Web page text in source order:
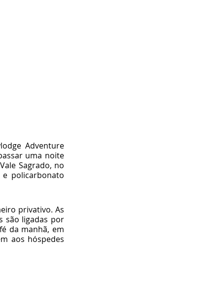
Adventure
uma noite
Sagrado, no
policarbonato
privativo. As
são ligadas por
da manhã, em
aos hóspedes